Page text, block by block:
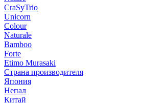
CraSyTrio
Unicorn
Colour
Naturale
Bamboo
Forte
Etimo Murasaki
Страна производителя
Япония
Непал
Китай